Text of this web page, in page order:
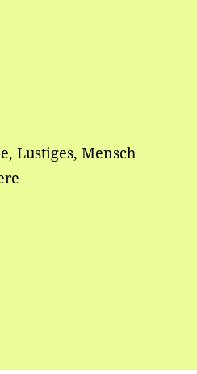
Lustiges, Mensch